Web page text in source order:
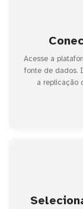
Acesse a
fonte de dados.
a replicação